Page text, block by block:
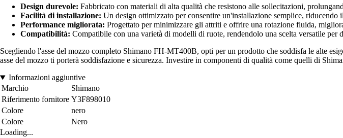
Design durevole: Fabbricato con materiali di alta qualità che resistono alle sollecitazioni,
Facilità di installazione: Un design ottimizzato per consentire un'installazione semplice, riducendo
Performance migliorata: Progettato per minimizzare gli attriti e offrire una rotazione fluida,
Compatibilità: Compatibile con una varietà di modelli di ruote, rendendolo una scelta versatile
Scegliendo l'asse del mozzo completo Shimano FH-MT400B, opti per un prodotto che soddisfa le alte
asse del mozzo ti porterà soddisfazione e sicurezza. Investire in componenti di qualità come quelli di
Informazioni aggiuntive
Marchio
Shimano
Riferimento fornitore Y3F898010
Colore
nero
Colore
Nero
Loading...